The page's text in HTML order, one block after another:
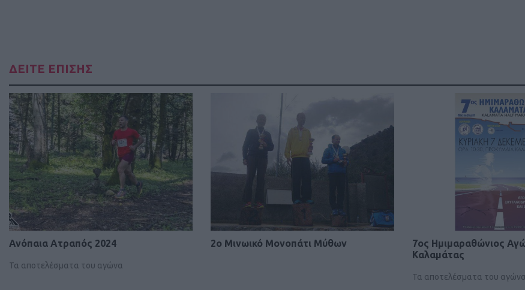
ΔΕΙΤΕ ΕΠΙΣΗΣ
Ανόπαια Ατραπός 2024
Τα αποτελέσματα του αγώνα
2ο Μινωικό Μονοπάτι Μύθων
7ος Ημιμαραθώνιος
Καλαμάτας
Τα αποτελέσματα του αγώνα